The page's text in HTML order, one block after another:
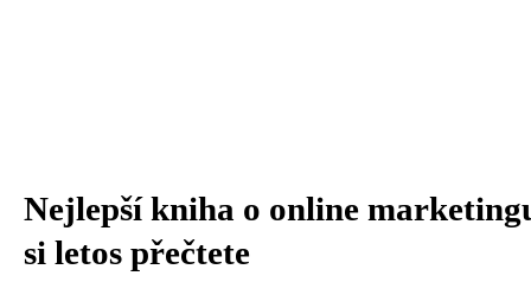
Nejlepší kniha o online
si letos přečtete